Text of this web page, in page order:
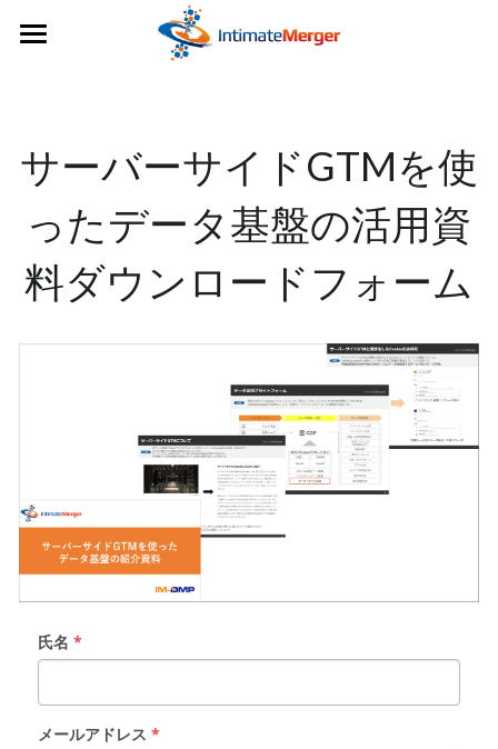
サーバーサイドGTMを使
ったデータ基盤の活用資
料ダウンロードフォーム
氏名 *
メールアドレス *
ストアカテゴリー